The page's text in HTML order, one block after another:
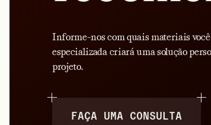
Informe-nos com quais materiais você
especializada criará uma solução
projeto.
FAÇA UMA CONSULTA